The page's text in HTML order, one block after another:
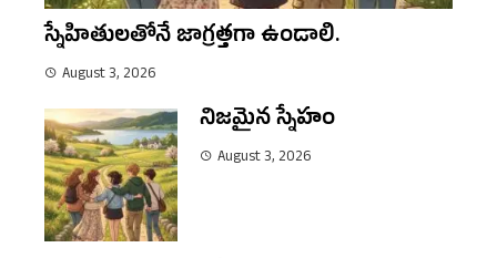
స్నేహితులతోనే జాగ్రత్తగా ఉండాలి.
August 3, 2026
నిజమైన స్నేహం
August 3, 2026